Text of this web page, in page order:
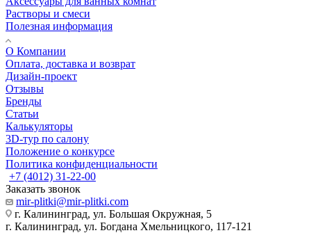
Растворы и смеси
Полезная информация
О Компании
Оплата, доставка и возврат
Дизайн-проект
Отзывы
Бренды
Статьи
Калькуляторы
3D-тур по салону
Положение о конкурсе
Политика конфиденциальности
+7 (4012) 31-22-00
Заказать звонок
mir-plitki@mir-plitki.com
г. Калининград, ул. Большая Окружная, 5
г. Калининград, ул. Богдана Хмельницкого, 117-121